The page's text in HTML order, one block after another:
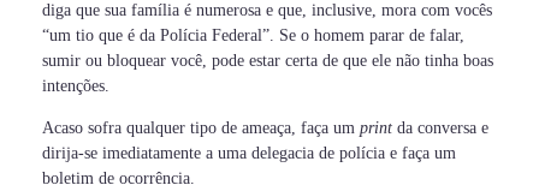
diga que sua família é numerosa e que, inclusive, mora com vocês
“um tio que é da Polícia Federal”. Se o homem parar de falar,
sumir ou bloquear você, pode estar certa de que ele não tinha boas
intenções.
Acaso sofra qualquer tipo de ameaça, faça um print da conversa e
dirija-se imediatamente a uma delegacia de polícia e faça um
boletim de ocorrência.